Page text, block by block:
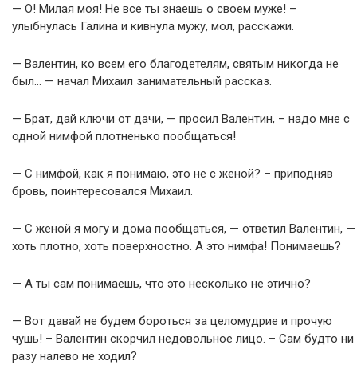
— О! Милая моя! Не все ты знаешь о своем муже! –
улыбнулась Галина и кивнула мужу, мол, расскажи.
— Валентин, ко всем его благодетелям, святым никогда не
был… — начал Михаил занимательный рассказ.
— Брат, дай ключи от дачи, — просил Валентин, – надо мне с
одной нимфой плотненько пообщаться!
— С нимфой, как я понимаю, это не с женой? – приподняв
бровь, поинтересовался Михаил.
— С женой я могу и дома пообщаться, — ответил Валентин, —
хоть плотно, хоть поверхностно. А это нимфа! Понимаешь?
— А ты сам понимаешь, что это несколько не этично?
— Вот давай не будем бороться за целомудрие и прочую
чушь! – Валентин скорчил недовольное лицо. – Сам будто ни
разу налево не ходил?